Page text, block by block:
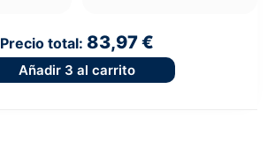
Precio total: 83,97 €
Añadir 3 al carrito